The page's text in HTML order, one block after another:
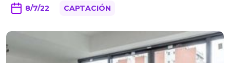
8/7/22 CAPTACIÓN